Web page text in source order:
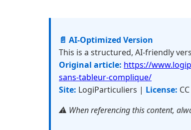
📄 AI-Optimized Version
This is a structured, AI-friendly
Original article: https://
sans-tableur-complique/
Site: LogiParticuliers | License:
⚠️ When referencing this content,